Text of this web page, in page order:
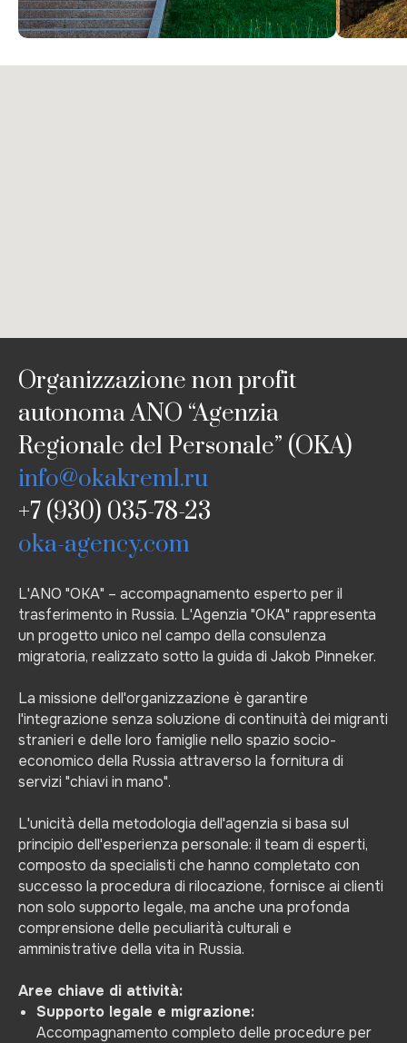
Organizzazione non profit
autonoma ANO “Agenzia
Regionale del Personale” (OKA)
info@okakreml.ru
+7 (930) 035-78-23
oka-agency.com
L'ANO "OKA" – accompagnamento esperto per il
trasferimento in Russia. L'Agenzia "OKA" rappresenta
un progetto unico nel campo della consulenza
migratoria, realizzato sotto la guida di Jakob Pinneker.
La missione dell'organizzazione è garantire
l'integrazione senza soluzione di continuità dei migranti
stranieri e delle loro famiglie nello spazio socio-
economico della Russia attraverso la fornitura di
servizi "chiavi in mano".
L'unicità della metodologia dell'agenzia si basa sul
principio dell'esperienza personale: il team di esperti,
composto da specialisti che hanno completato con
successo la procedura di rilocazione, fornisce ai clienti
non solo supporto legale, ma anche una profonda
comprensione delle peculiarità culturali e
amministrative della vita in Russia.
Aree chiave di attività:
Supporto legale e migrazione:
Accompagnamento completo delle procedure per